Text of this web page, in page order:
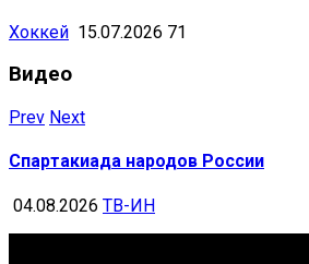
Хоккей 15.07.2026 71
Видео
Prev Next
Спартакиада народов России
04.08.2026 ТВ-ИН